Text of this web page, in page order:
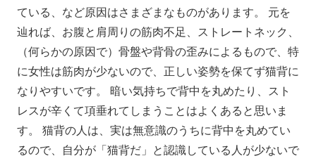
ている、など原因はさまざまなものがあります。 元を
辿れば、お腹と肩周りの筋肉不足、ストレートネック、
（何らかの原因で）骨盤や背骨の歪みによるもので、特
に女性は筋肉が少ないので、正しい姿勢を保てず猫背に
なりやすいです。 暗い気持ちで背中を丸めたり、スト
レスが辛くて項垂れてしまうことはよくあると思いま
す。 猫背の人は、実は無意識のうちに背中を丸めてい
るので、自分が「猫背だ」と認識している人が少ないで